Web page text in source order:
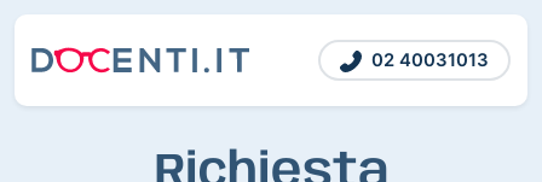
02 40031013